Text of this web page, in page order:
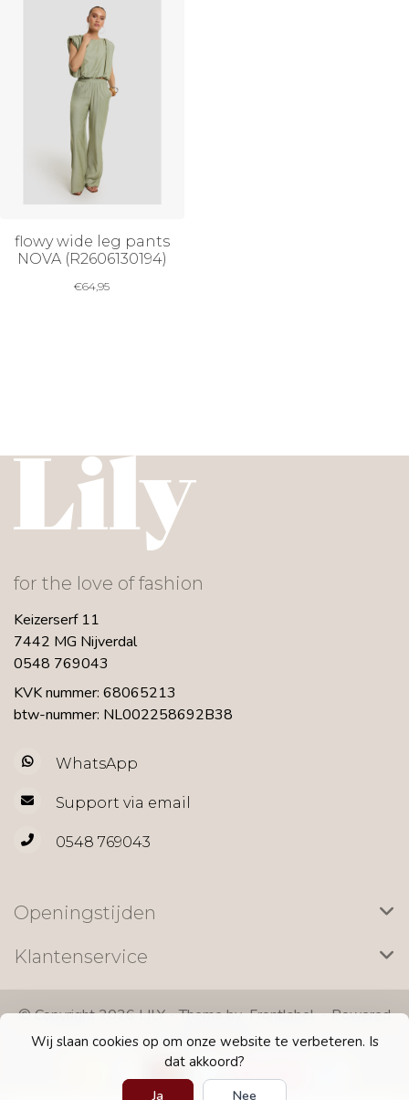
Wij slaan cookies op om onze website te verbeteren. Is
dat akkoord?
Ja Nee
flowy wide leg pants
NOVA (R2606130194)
€64,95
for the love of fashion
Keizerserf 11
7442 MG Nijverdal
0548 769043
KVK nummer: 68065213
btw-nummer: NL002258692B38
WhatsApp
Support via email
0548 769043
Openingstijden
Klantenservice
© Copyright 2026 LILY - Theme byFrontlabel- Powered
byLightspeed